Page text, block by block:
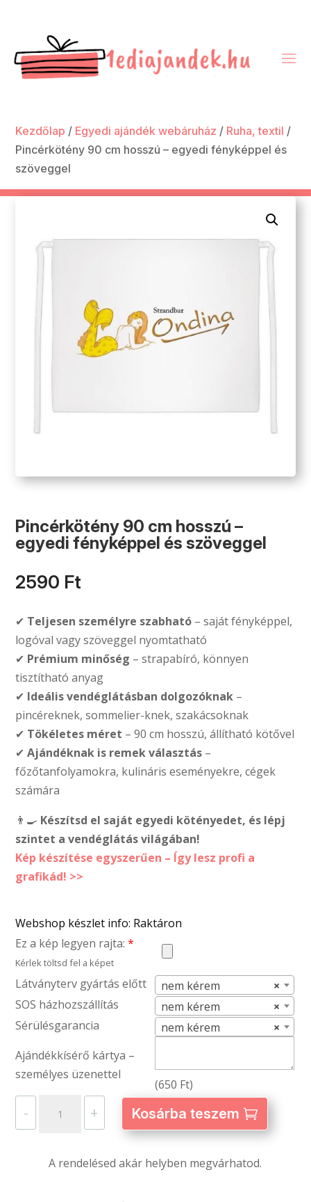
Kezdőlap / Egyedi ajándék webáruház / Ruha, textil /
Pincérkötény 90 cm hosszú – egyedi fényképpel és
szöveggel
Pincérkötény 90 cm hosszú –
egyedi fényképpel és szöveggel
2590 Ft
✔ Teljesen személyre szabható – saját fényképpel,
logóval vagy szöveggel nyomtatható
✔ Prémium minőség – strapabíró, könnyen
tisztítható anyag
✔ Ideális vendéglátásban dolgozóknak –
pincéreknek, sommelier-knek, szakácsoknak
✔ Tökéletes méret – 90 cm hosszú, állítható kötővel
✔Ajándéknak is remek választás –
főzőtanfolyamokra, kulináris eseményekre, cégek
számára
👨‍🍳 Készítsd el saját egyedi kötényedet, és lépj
szintet a vendéglátás világában!
Kép készítése egyszerűen – Így lesz profi a
grafikád! >>
Webshop készlet info: Raktáron
Ez a kép legyen rajta:*
Kérlek töltsd fel a képet
Látványterv gyártás előtt ×
nem kérem
SOS házhozszállítás
×
nem kérem
Sérülésgarancia
×
nem kérem
Ajándékkísérő kártya –
személyes üzenettel
(650 Ft)
-
hosszú
+ Kosárba teszem
A rendelésed akár helyben megvárhatod.